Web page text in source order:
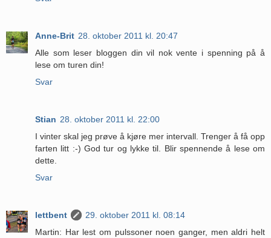
Anne-Brit 28. oktober 2011 kl. 20:47
Alle som leser bloggen din vil nok vente i spenning på å
lese om turen din!
Svar
Stian 28. oktober 2011 kl. 22:00
I vinter skal jeg prøve å kjøre mer intervall. Trenger å få opp
farten litt :-) God tur og lykke til. Blir spennende å lese om
dette.
Svar
lettbent
29. oktober 2011 kl. 08:14
Martin: Har lest om pulssoner noen ganger, men aldri helt